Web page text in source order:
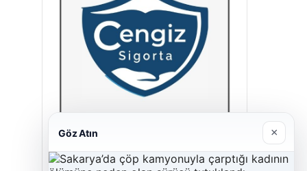
Cengiz Sigorta
23/06/2026
Göz Atın ×